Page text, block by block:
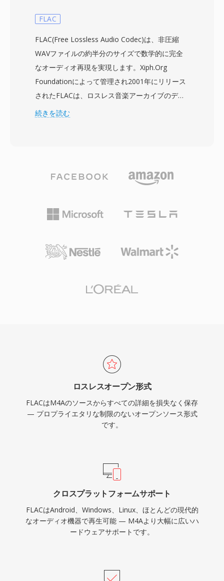
のM4Aファイルは、改善されたスペクトル帯域
理音響モデルのおかげで、同等のビットレートで
MP3よりも優れた音質を提供します。最大96
kHzのサンプルレートと最大24ビットのビット深
度をサポートしています。Appleエコシステムと
の統合はシームレスで、iTunes、Apple Music、
iPhone、iPad、macOSがすべてM4Aをネイティ
ます。3つの明確な利点がこの形式を定義します
— 旧来の非可逆コーデックに対する優れた符号
ータ(アートワーク、チャプター、歌詞)、そして
デュアルモードの柔軟性です。
FLAC
FLAC(Free Lossless Audio Codec)は、非圧縮
WAVファイルの約半分のサイズで数学的に完全
なオーディオ再現を実現します。Xiph.Org
Foundationによって管理され2001年にリリース
されたFLACは、ロスレス音楽アーカイブのデフ
ァクトオープンスタンダードとなりました。エン
縮を実現します。最大32ビットのビット深度と
イレゾ録音の要件を超えています。ハードウェア
サポートは広範で、スマートフォン、カーステレ
トップメディアアプリケーションがFLACをネイ
ティアにFLACを使用しており、コーデックに対
ムアートによる組み込みメタデータがサイドカー
ファイルなしでライブラリを整理します。第三
に、オープンソースライセンスにより特許やロイ
ヤリティが不要で、開発者やハードウェアベンダ
ーの法的障壁を取り除きます。
続きを読む
ロスレスオープン形式
FLACはM4Aのソースからすべての詳細を損失なく保存
— プロプライエタリな制限のないオープンソース形式
です。
クロスプラットフォームサポート
FLACはAndroid、Windows、Linux、ほとんどの現代的
なオーディオ機器で再生可能 — M4Aより大幅に広いハ
ードウェアサポートです。